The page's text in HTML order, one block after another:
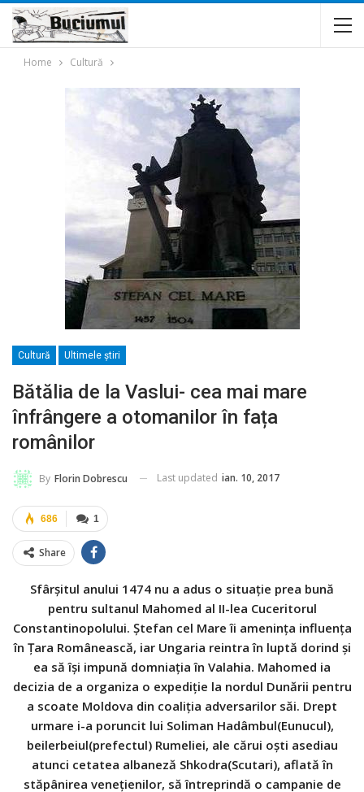
Home Cultură
Cultură Ultimele ştiri
Bătălia de la Vaslui- cea mai mare
înfrângere a otomanilor în fața
românilor
By Florin Dobrescu Last updated ian. 10, 2017
1
686
Share
Sfârșitul anului 1474 nu a adus o situație prea bună
pentru sultanul Mahomed al II-lea Cuceritorul
Constantinopolului. Ștefan cel Mare îi amenința influența
în Țara Românească, iar Ungaria reintra în luptă dorind și
ea să își impună domniația în Valahia. Mahomed ia
decizia de a organiza o expediție la nordul Dunării pentru
a scoate Moldova din coaliția adversarilor săi. Drept
urmare i-a poruncit lui Soliman Hadâmbul(Eunucul),
beilerbeiul(prefectul) Rumeliei, ale cărui oști asediau
atunci cetatea albaneză Shkodra(Scutari), aflată în
stăpânirea venețienilor, să întreprindă o campanie de